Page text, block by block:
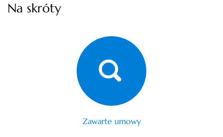
Na skróty
Zawarte umowy